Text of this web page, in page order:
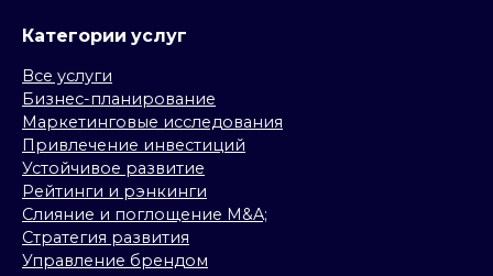
Категории услуг
Все услуги
Бизнес-планирование
Маркетинговые исследования
Привлечение инвестиций
Устойчивое развитие
Рейтинги и рэнкинги
Слияние и поглощение M&A;
Стратегия развития
Управление брендом